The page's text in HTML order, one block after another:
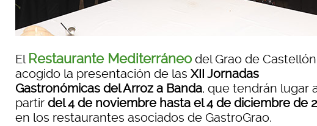
El Restaurante Mediterráneodel Grao de
acogido la presentación de las XII Jornadas
Gastronómicas del Arroz a Banda, que tendrán lugar
partir del 4 de noviembre hasta el 4 de diciembre de
en los restaurantes asociados de GastroGrao.